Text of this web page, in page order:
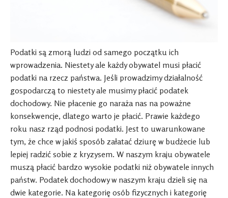
Podatki są zmorą ludzi od samego początku ich
wprowadzenia. Niestety ale każdy obywatel musi płacić
podatki na rzecz państwa. Jeśli prowadzimy działalność
gospodarczą to niestety ale musimy płacić podatek
dochodowy. Nie płacenie go naraża nas na poważne
konsekwencje, dlatego warto je płacić. Prawie każdego
roku nasz rząd podnosi podatki. Jest to uwarunkowane
tym, że chce w jakiś sposób załatać dziurę w budżecie lub
lepiej radzić sobie z kryzysem. W naszym kraju obywatele
muszą płacić bardzo wysokie podatki niż obywatele innych
państw. Podatek dochodowy w naszym kraju dzieli się na
dwie kategorie. Na kategorię osób fizycznych i kategorię